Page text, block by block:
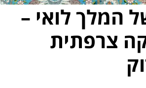
המלך לואי –
צרפתית